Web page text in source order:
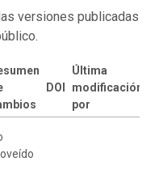
versiones publicadas
DOI
Última
modificación
por